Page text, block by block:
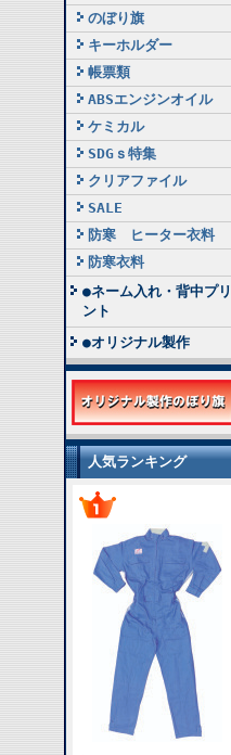
のぼり旗
キーホルダー
帳票類
ABSエンジンオイル
ケミカル
SDGｓ特集
クリアファイル
SALE
防寒 ヒーター衣料
防寒衣料
●ネーム入れ・背中プリ
ント
●オリジナル製作
人気ランキング